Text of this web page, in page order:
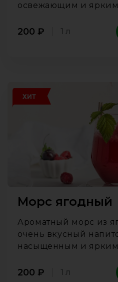
освежающим и ярким
200 ₽ 1 л
ХИТ
Морс ягодный
Ароматный морс из
очень вкусный
насыщенным и ярким
200 ₽ 1 л